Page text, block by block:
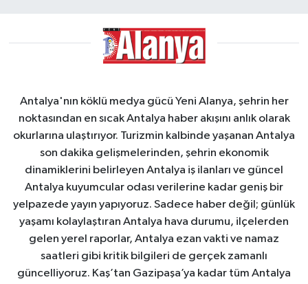
Antalya'nın köklü medya gücü Yeni Alanya, şehrin her
noktasından en sıcak Antalya haber akışını anlık olarak
okurlarına ulaştırıyor. Turizmin kalbinde yaşanan Antalya
son dakika gelişmelerinden, şehrin ekonomik
dinamiklerini belirleyen Antalya iş ilanları ve güncel
Antalya kuyumcular odası verilerine kadar geniş bir
yelpazede yayın yapıyoruz. Sadece haber değil; günlük
yaşamı kolaylaştıran Antalya hava durumu, ilçelerden
gelen yerel raporlar, Antalya ezan vakti ve namaz
saatleri gibi kritik bilgileri de gerçek zamanlı
güncelliyoruz. Kaş’tan Gazipaşa’ya kadar tüm Antalya